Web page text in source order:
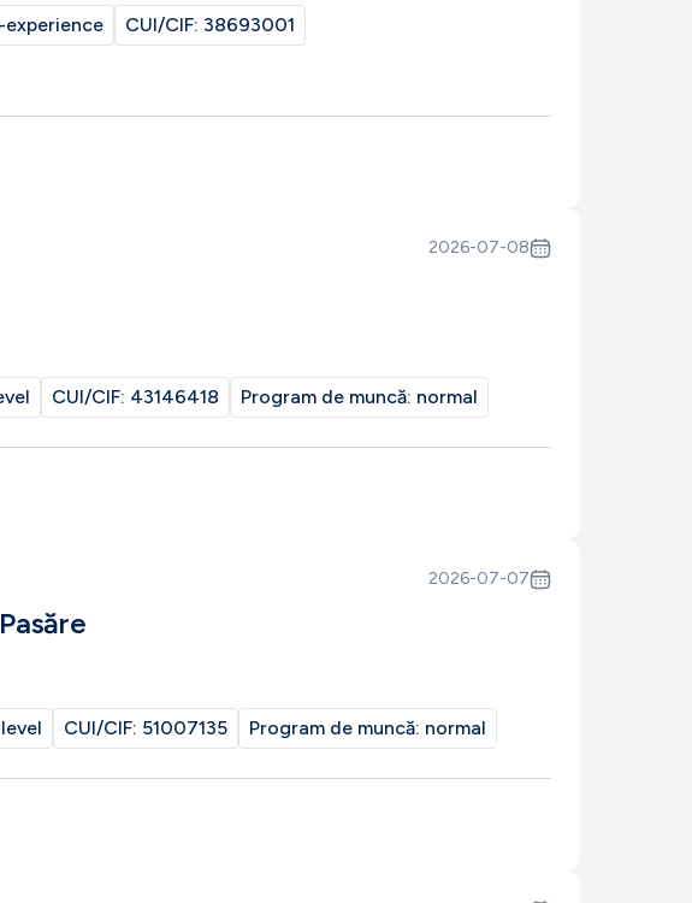
experience CUI/CIF: 38693001
2026-07-08
CUI/CIF: 43146418 Program de muncă: normal
2026-07-07
CUI/CIF: 51007135 Program de muncă: normal